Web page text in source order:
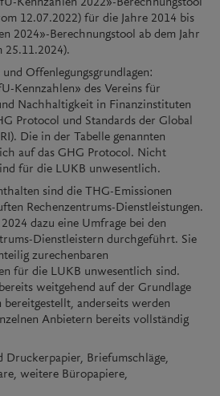
12.07.2022) für die Jahre 2014 bis
2024»-Berechnungstool ab dem Jahr
25.11.2024).
Offenlegungsgrundlagen:
Kennzahlen» des Vereins für
Nachhaltigkeit in Finanzinstituten
Protocol und Standards der Global
Die in der Tabelle genannten
auf das GHG Protocol. Nicht
für die LUKB unwesentlich.
sind die THG-Emissionen
Rechenzentrums-Dienstleistungen.
dazu eine Umfrage bei den
Dienstleistern durchgeführt. Sie
zurechenbaren
für die LUKB unwesentlich sind.
weitgehend auf der Grundlage
anderseits werden
Anbietern bereits vollständig
Druckerpapier, Briefumschläge,
weitere Büropapiere,